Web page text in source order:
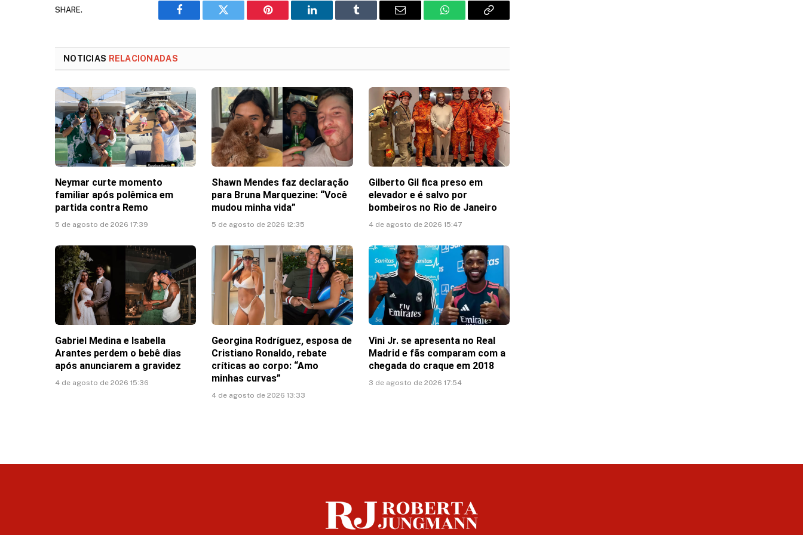
SHARE.
Facebook Twitter Pinterest LinkedIn Tumblr Email WhatsAppCopy
NOTICIAS RELACIONADAS
Neymar curte momento
familiar após polêmica em
partida contra Remo
5 de agosto de 2026 17:39
Shawn Mendes faz declaração
para Bruna Marquezine: “Você
mudou minha vida”
5 de agosto de 2026 12:35
Gilberto Gil fica preso em
elevador e é salvo por
bombeiros no Rio de Janeiro
4 de agosto de 2026 15:47
Gabriel Medina e Isabella
Arantes perdem o bebê dias
após anunciarem a gravidez
4 de agosto de 2026 15:36
Georgina Rodríguez, esposa de
Cristiano Ronaldo, rebate
críticas ao corpo: “Amo
minhas curvas”
4 de agosto de 2026 13:33
Vini Jr. se apresenta no Real
Madrid e fãs comparam com a
chegada do craque em 2018
3 de agosto de 2026 17:54